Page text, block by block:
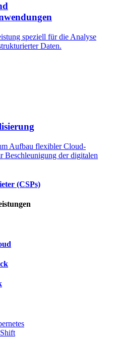
speziell für die Analyse
Daten.
Aufbau flexibler Cloud-
Beschleunigung der digitalen
(CSPs)